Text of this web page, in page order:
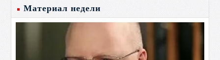
Материал недели